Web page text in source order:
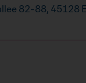
82-88, 45128